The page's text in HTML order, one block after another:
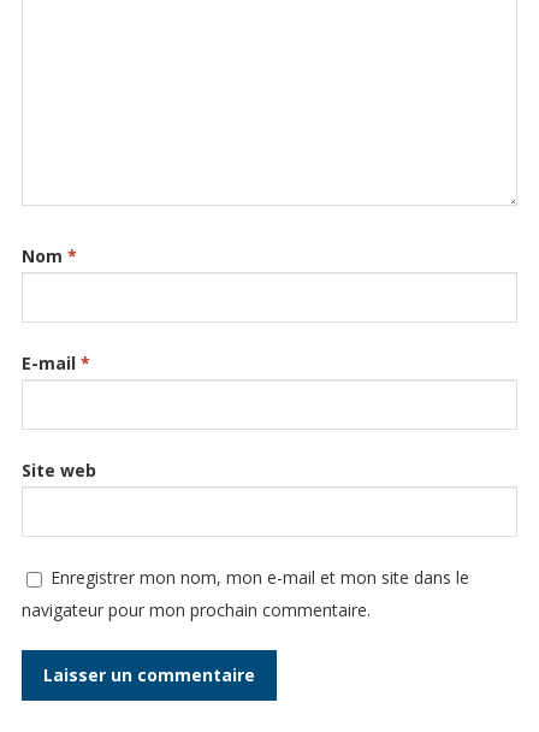
Nom *
E-mail *
Site web
Enregistrer mon nom, mon e-mail et mon site dans le
navigateur pour mon prochain commentaire.